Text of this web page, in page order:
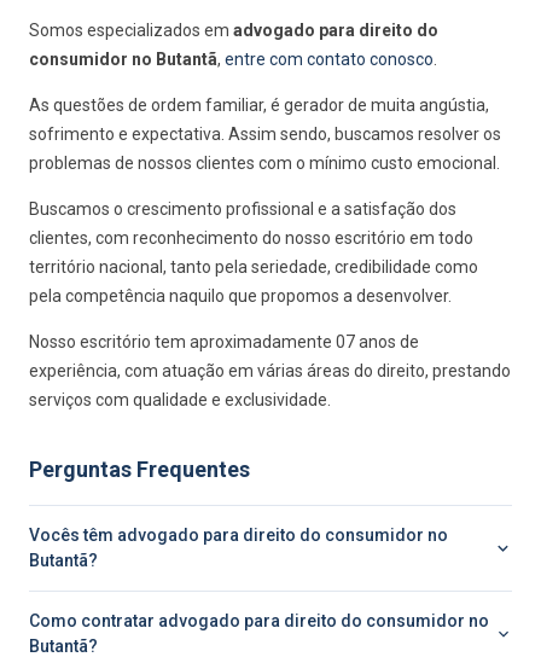
Somos especializados em advogado para direito do
consumidor no Butantã, entre com contato conosco
As questões de ordem familiar, é gerador de muita angústia,
sofrimento e expectativa. Assim sendo, buscamos resolver os
problemas de nossos clientes com o mínimo custo emocional.
Buscamos o crescimento profissional e a satisfação dos
clientes, com reconhecimento do nosso escritório em todo
território nacional, tanto pela seriedade, credibilidade como
pela competência naquilo que propomos a desenvolver.
Nosso escritório tem aproximadamente 07 anos de
experiência, com atuação em várias áreas do direito, prestando
serviços com qualidade e exclusividade.
Perguntas Frequentes
Vocês têm advogado para direito do consumidor no
Butantã?
Como contratar advogado para direito do consumidor no
Butantã?